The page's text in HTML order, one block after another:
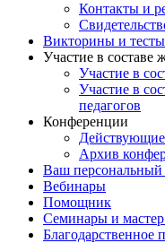
Контакты и
Викторины и
Участие в составе
Участие в
Участие в
педагогов
Конференции
Архив
Ваш персональный
Вебинары
Помощник
Семинары и
Благодарственное